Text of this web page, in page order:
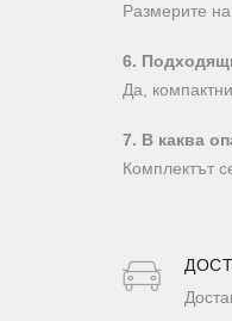
Размерите
6.
Да,
7. В каква
Комплектът